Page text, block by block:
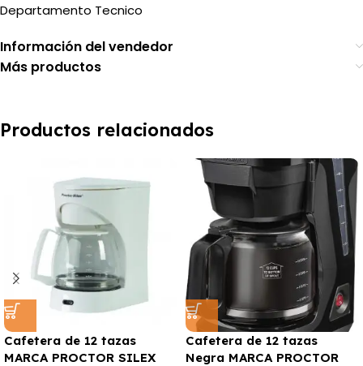
Departamento Tecnico
Información del vendedor
Más productos
Productos relacionados
Cafetera de 12 tazas
MARCA PROCTOR SILEX
Cafetera de 12 tazas
Negra MARCA PROCTOR